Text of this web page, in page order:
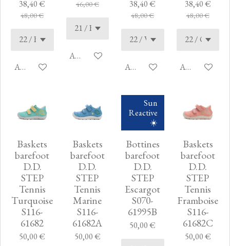
38,40 €
48,00 €
Ajouter au panier
46,00 €
Ajouter au panier
38,40 €
48,00 €
Ajouter au panier
38,40 €
48,00 €
Ajouter au
Baskets
barefoot
D.D.
STEP
Tennis
Turquoise
S116-
61682
50,00 €
Baskets
barefoot
D.D.
STEP
Tennis
Marine
S116-
61682A
50,00 €
Sun
Reactive
☀️
Bottines
barefoot
D.D.
STEP
Escargot
S070-
61995B
50,00 €
Baskets
barefoot
D.D.
STEP
Tennis
Framboise
S116-
61682C
50,00 €